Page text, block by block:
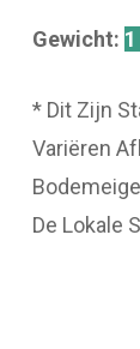
Gewicht:
* Dit Zijn
Variëren
De Lokale